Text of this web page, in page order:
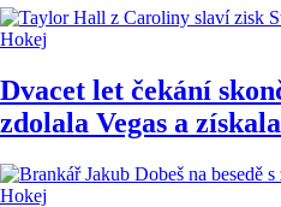
Hokej
Dvacet let čekání
zdolala Vegas a
Hokej